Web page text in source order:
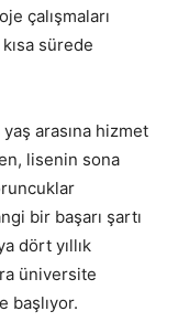
çalışmaları
sürede
yaş arasına hizmet
lisenin sona
bir başarı şartı
dört yıllık
üniversite
başlıyor.